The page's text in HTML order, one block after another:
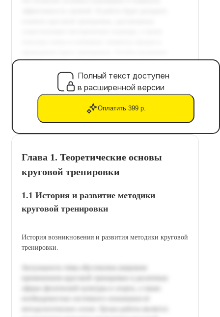
Полный текст доступен
в расширенной версии
Оплатить 399 р.
Глава 1. Теоретические основы
круговой тренировки
1.1 История и развитие методики
круговой тренировки
История возникновения и развития методики круговой
тренировки.